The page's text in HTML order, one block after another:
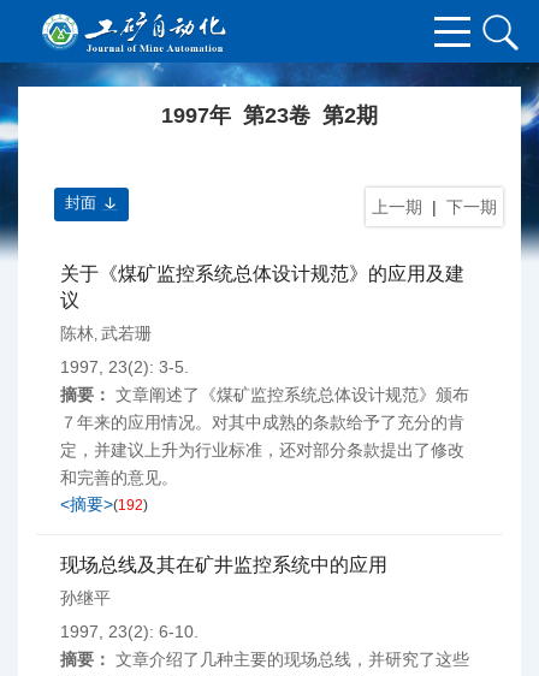
1997年 第23卷 第2期
上一期 | 下一期
封面
关于《煤矿监控系统总体设计规范》的应用及建
议
陈林, 武若珊
1997, 23(2): 3-5.
摘要： 文章阐述了《煤矿监控系统总体设计规范》颁布
７年来的应用情况。对其中成熟的条款给予了充分的肯
定，并建议上升为行业标准，还对部分条款提出了修改
和完善的意见。
<摘要>(192)
现场总线及其在矿井监控系统中的应用
孙继平
1997, 23(2): 6-10.
摘要： 文章介绍了几种主要的现场总线，并研究了这些